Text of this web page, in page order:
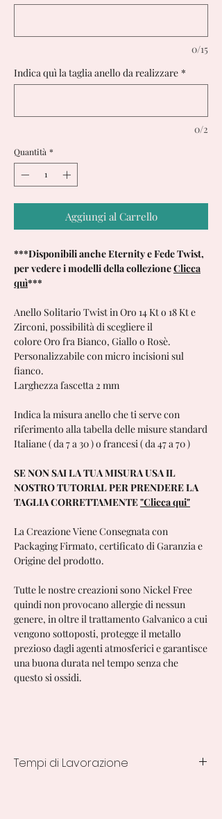
0/15
Indica quì la taglia anello da realizzare *
0/2
Quantità *
Aggiungi al Carrello
***Disponibili anche Eternity e Fede Twist,
per vedere i modelli della collezioneClicca
quì***
Anello Solitario Twist in Oro 14 Kt o 18 Kt e
Zirconi, possibilità di scegliere il
colore Oro fra Bianco, Giallo o Rosè.
Personalizzabile con micro incisioni sul
fianco.
Larghezza fascetta 2 mm
Indica la misura anello che ti serve con
riferimento alla tabella delle misure standard
Italiane ( da 7 a 30 ) o francesi ( da 47 a 70 )
SE NON SAI LA TUA MISURA USA IL
NOSTRO TUTORIAL PER PRENDERE LA
TAGLIA CORRETTAMENTE"Clicca qui"
La Creazione Viene Consegnata con
Packaging Firmato, certificato di Garanzia e
Origine del prodotto.
Tutte le nostre creazioni sono Nickel Free
quindi non provocano allergie di nessun
genere, in oltre il trattamento Galvanico a cui
vengono sottoposti, protegge il metallo
prezioso dagli agenti atmosferici e garantisce
una buona durata nel tempo senza che
questo si ossidi.
Tempi di Lavorazione